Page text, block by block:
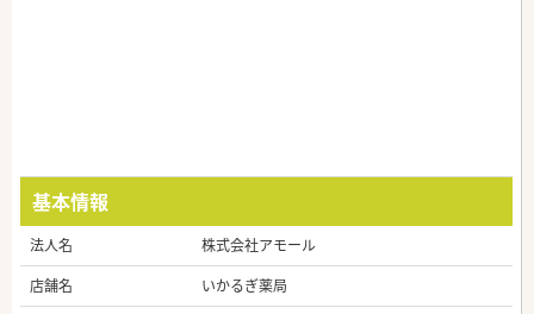
基本情報
法人名
株式会社アモール
店舗名
いかるぎ薬局